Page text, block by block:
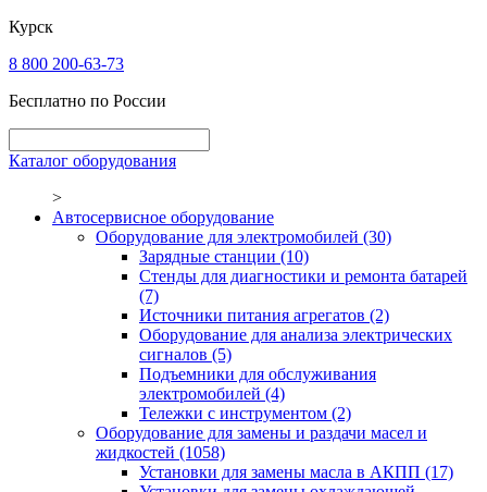
Курск
8 800 200-63-73
Бесплатно по России
Каталог оборудования
>
Автосервисное оборудование
Оборудование для электромобилей (30)
Зарядные станции (10)
Стенды для диагностики и ремонта батарей
(7)
Источники питания агрегатов (2)
Оборудование для анализа электрических
сигналов (5)
Подъемники для обслуживания
электромобилей (4)
Тележки с инструментом (2)
Оборудование для замены и раздачи масел и
жидкостей (1058)
Установки для замены масла в АКПП (17)